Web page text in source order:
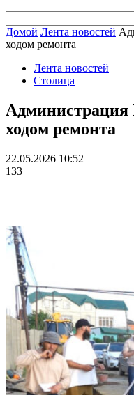
Домой Лента новостей
ходом ремонта
Лента новостей
Столица
Администрация
ходом ремонта
22.05.2026 10:52
133